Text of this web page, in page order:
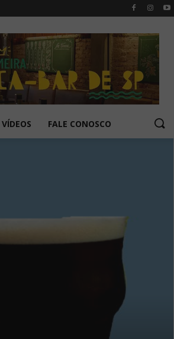
VÍDEOS FALE CONOSCO